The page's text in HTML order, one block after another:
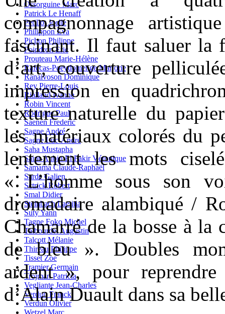
Ossorguine Marc
Patrick Le Henaff
Petillot Joelle
Philippon Eva
Pichon Philippe
Poindron Eric
Prouteau Marie-Hélène
Rafécas-Poeydomenge Marjorie
Ranaivoson Dominique
Rey Pierre-Louis
Rialland Ivanne
Robin Vincent
Rodrigue Paul
Saenen Frederic
Sagne André
Sagne Luc-André
Saha Mustapha
Saint-Aubin El Fakir Véronique
Samama Claude-Raphaël
Sarde Galien
Sctrick Robert
Smal Didier
Steinbach Laetitia
Suty Yann
Tagne Foko Michel
Talbourdel Augustin
Talcott Mélanie
Thireau Philippe
Tisset Zoe
Tramier Germain
Trojman Patricia
Vegliante Jean-Charles
Verdun Franck
Verdun Olivier
Wetzel Marc
compagnonnage
fascinant. Il faut saluer la
d’art, couverture
impression en
texture naturelle du
les matériaux colorés du
lentement les mots
« L’homme sous son
dromadaire alambiqué /
Chamarré de la bosse à la
de bleu ». Doubles
ardent », pour
d’Alain Duault dans sa